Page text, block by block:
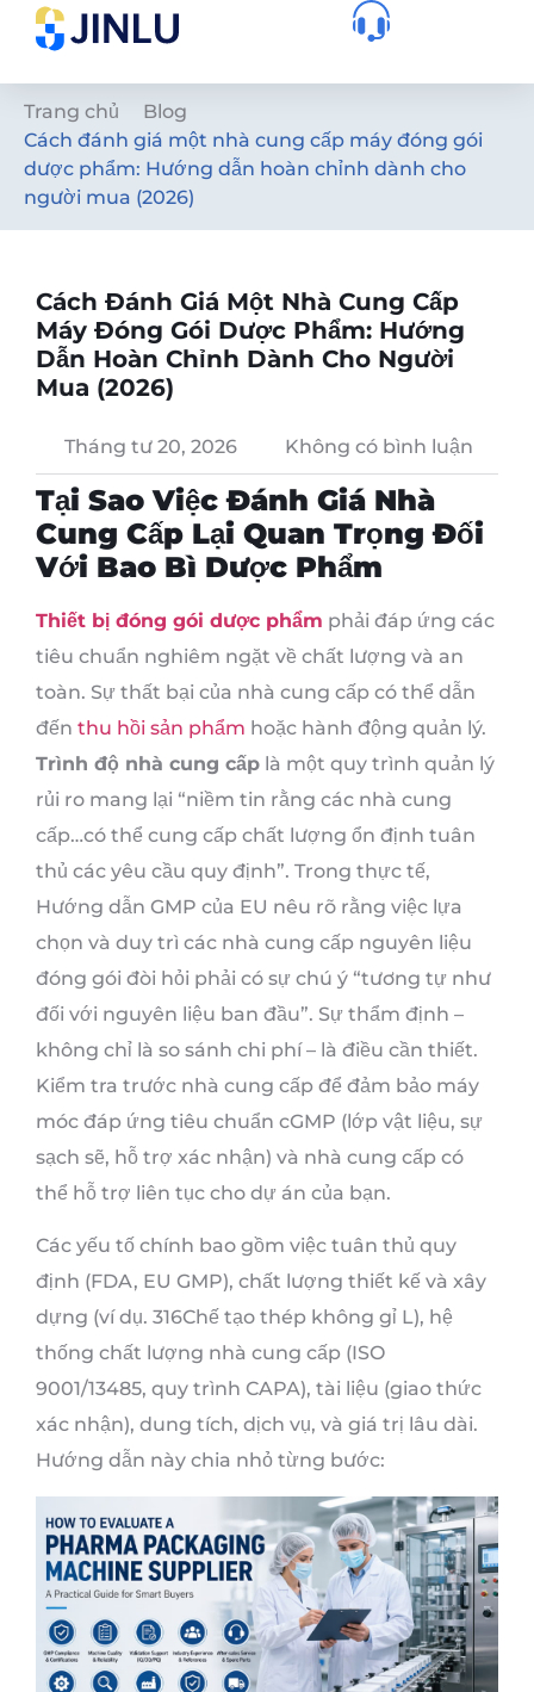
Trang chủ
Blog
Cách đánh giá một nhà cung cấp máy đóng gói
dược phẩm: Hướng dẫn hoàn chỉnh dành cho
người mua (2026)
Cách Đánh Giá Một Nhà Cung Cấp
Máy Đóng Gói Dược Phẩm: Hướng
Dẫn Hoàn Chỉnh Dành Cho Người
Mua (2026)
Tháng tư 20, 2026 Không có bình luận
Tại Sao Việc Đánh Giá Nhà
Cung Cấp Lại Quan Trọng Đối
Với Bao Bì Dược Phẩm
Thiết bị đóng gói dược phẩm phải đáp ứng các
tiêu chuẩn nghiêm ngặt về chất lượng và an
toàn. Sự thất bại của nhà cung cấp có thể dẫn
đến thu hồi sản phẩm hoặc hành động quản lý.
Trình độ nhà cung cấp là một quy trình quản lý
rủi ro mang lại “niềm tin rằng các nhà cung
cấp…có thể cung cấp chất lượng ổn định tuân
thủ các yêu cầu quy định”. Trong thực tế,
Hướng dẫn GMP của EU nêu rõ rằng việc lựa
chọn và duy trì các nhà cung cấp nguyên liệu
đóng gói đòi hỏi phải có sự chú ý “tương tự như
đối với nguyên liệu ban đầu”. Sự thẩm định –
không chỉ là so sánh chi phí – là điều cần thiết.
Kiểm tra trước nhà cung cấp để đảm bảo máy
móc đáp ứng tiêu chuẩn cGMP (lớp vật liệu, sự
sạch sẽ, hỗ trợ xác nhận) và nhà cung cấp có
thể hỗ trợ liên tục cho dự án của bạn.
Các yếu tố chính bao gồm việc tuân thủ quy
định (FDA, EU GMP), chất lượng thiết kế và xây
dựng (ví dụ. 316Chế tạo thép không gỉ L), hệ
thống chất lượng nhà cung cấp (ISO
9001/13485, quy trình CAPA), tài liệu (giao thức
xác nhận), dung tích, dịch vụ, và giá trị lâu dài.
Hướng dẫn này chia nhỏ từng bước: